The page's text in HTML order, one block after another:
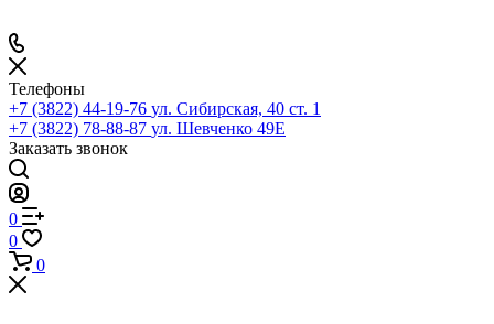
Телефоны
+7 (3822) 44-19-76 ул. Сибирская, 40 ст. 1
+7 (3822) 78-88-87 ул. Шевченко 49Е
Заказать звонок
0
0
0